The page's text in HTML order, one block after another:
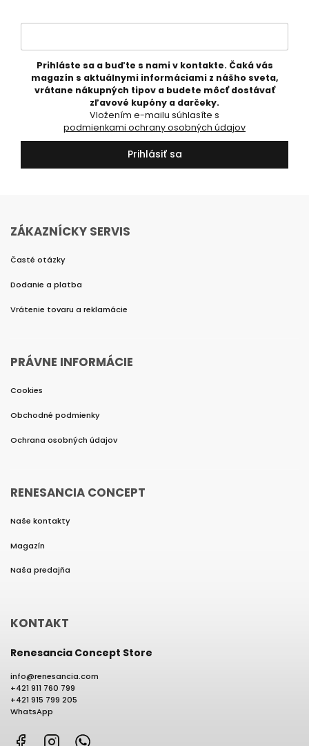
Prihláste sa a buďte s nami v kontakte. Čaká vás
magazín s aktuálnymi informáciami z nášho sveta,
vrátane nákupných tipov a budete môcť dostávať
zľavové kupóny a darčeky.
podmienkami ochrany osobných údajov
Prihlásiť sa
ZÁKAZNÍCKY SERVIS
Časté otázky
Dodanie a platba
Vrátenie tovaru a reklamácie
PRÁVNE INFORMÁCIE
Cookies
Obchodné podmienky
Ochrana osobných údajov
RENESANCIA CONCEPT
Naše kontakty
Magazín
Naša predajňa
KONTAKT
Renesancia Concept Store
info@renesancia.com
+421 911 760 799
+421 915 799 205
WhatsApp
FacebookInstagram